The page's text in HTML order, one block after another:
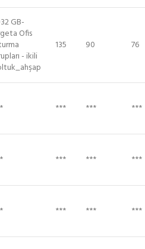
GB-
Ofis
- ikili
135 90 76
*** *** ***
*** *** ***
*** *** ***